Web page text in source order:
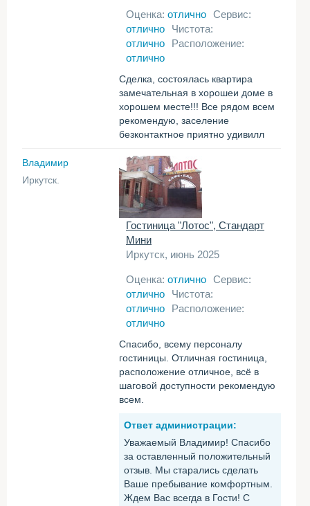
Оценка: отлично Сервис:
отлично
Чистота:
отлично
Расположение:
отлично
Сделка, состоялась квартира
замечательная в хорошеи доме в
хорошем месте!!! Все рядом всем
рекомендую, заселение
безконтактное приятно удивилл
Владимир
Иркутск.
Гостиница "Лотос", Стандарт
Мини
Иркутск, июнь 2025
Оценка: отлично Сервис:
отлично
Чистота:
отлично
Расположение:
отлично
Спасибо, всему персоналу
гостиницы. Отличная гостиница,
расположение отличное, всё в
шаговой доступности рекомендую
всем.
Ответ администрации:
Уважаемый Владимир! Спасибо
за оставленный положительный
отзыв. Мы старались сделать
Ваше пребывание комфортным.
Ждем Вас всегда в Гости! С